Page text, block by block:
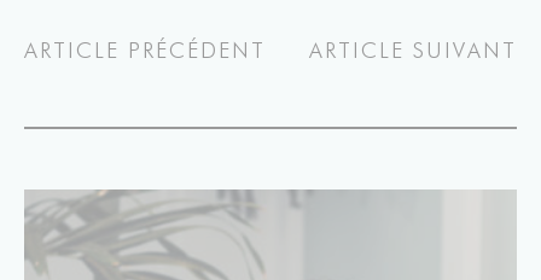
ARTICLE PRÉCÉDENT ARTICLE SUIVANT